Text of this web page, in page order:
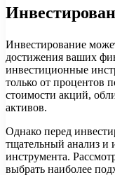
Инвестирование
достижения ваших
инвестиционные
только от процентов
стоимости акций,
активов.
Однако перед
тщательный анализ и
инструмента.
выбрать наиболее